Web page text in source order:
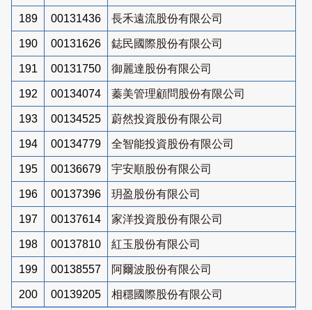
189 00131436 長禾遠流股份有限公司
190 00131626 鋕民國際股份有限公司
191 00131750 御麗達股份有限公司
192 00134074 蓁美管理顧問股份有限公司
193 00134525 蔚然投資股份有限公司
194 00134779 全智能投資股份有限公司
195 00136679 宇安順股份有限公司
196 00137396 玥盈股份有限公司
197 00137614 家洋投資股份有限公司
198 00137810 紅玉股份有限公司
199 00138557 阿爾波股份有限公司
200 00139205
相穩國際股份有限公司